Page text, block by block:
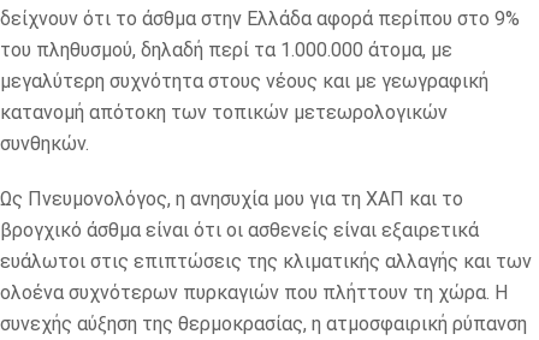
δείχνουν ότι το άσθμα στην Ελλάδα αφορά περίπου στο 9%
του πληθυσμού, δηλαδή περί τα 1.000.000 άτομα, με
μεγαλύτερη συχνότητα στους νέους και με γεωγραφική
κατανομή απότοκη των τοπικών μετεωρολογικών
συνθηκών.
Ως Πνευμονολόγος, η ανησυχία μου για τη ΧΑΠ και το
βρογχικό άσθμα είναι ότι οι ασθενείς είναι εξαιρετικά
ευάλωτοι στις επιπτώσεις της κλιματικής αλλαγής και των
ολοένα συχνότερων πυρκαγιών που πλήττουν τη χώρα. Η
συνεχής αύξηση της θερμοκρασίας, η ατμοσφαιρική ρύπανση